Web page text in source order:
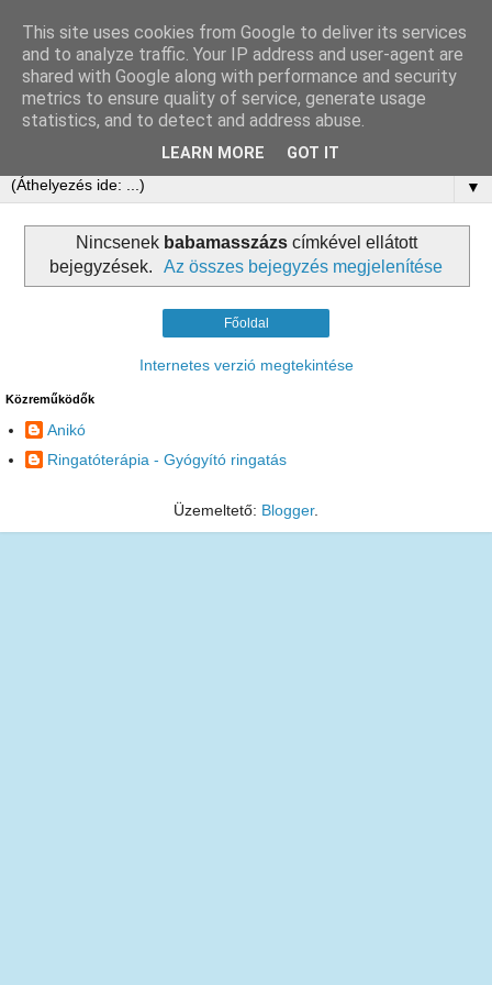
Ringatóterápia
Tovi Browning: The Power of Softness - Holistic Pulsing
▼
Nincsenek babamasszázscímkével ellátott
bejegyzések.
Az összes bejegyzés megjelenítése
Főoldal
Internetes verzió megtekintése
Közreműködők
Anikó
Ringatóterápia - Gyógyító ringatás
Üzemeltető: Blogger.
This site uses cookies from Google to deliver its services
and to analyze traffic. Your IP address and user-agent are
shared with Google along with performance and security
metrics to ensure quality of service, generate usage
statistics, and to detect and address abuse.
LEARN MORE GOT IT